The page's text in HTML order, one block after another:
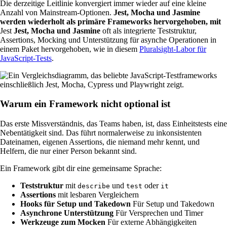
Die derzeitige Leitlinie konvergiert immer wieder auf eine kleine
Anzahl von Mainstream-Optionen. Jest, Mocha und Jasmine
werden wiederholt als primäre Frameworks hervorgehoben, mit
Jest Jest, Mocha und Jasmine oft als integrierte Teststruktur,
Assertions, Mocking und Unterstützung für asynche Operationen in
einem Paket hervorgehoben, wie in diesem Pluralsight-Labor für
JavaScript-Tests.
Warum ein Framework nicht optional ist
Das erste Missverständnis, das Teams haben, ist, dass Einheitstests eine
Nebentätigkeit sind. Das führt normalerweise zu inkonsistenten
Dateinamen, eigenen Assertions, die niemand mehr kennt, und
Helfern, die nur einer Person bekannt sind.
Ein Framework gibt dir eine gemeinsame Sprache:
Teststruktur mit describe und test oder it
Assertions mit lesbaren Vergleichern
Hooks für Setup und Takedown Für Setup und Takedown
Asynchrone Unterstützung Für Versprechen und Timer
Werkzeuge zum Mocken Für externe Abhängigkeiten